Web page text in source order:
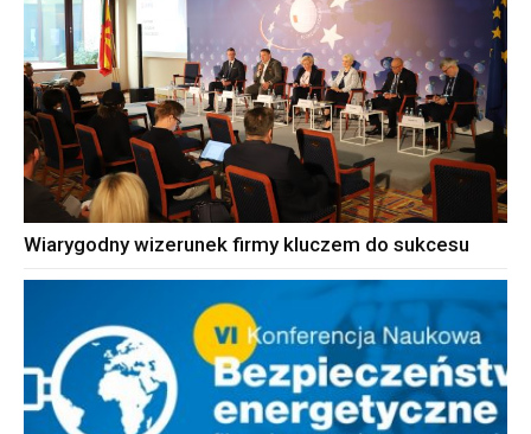
Wiarygodny wizerunek firmy kluczem do sukcesu